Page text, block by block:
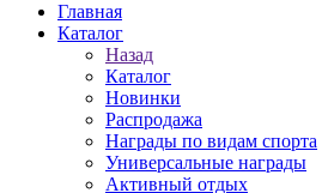
Главная
Каталог
Назад
Каталог
Новинки
Распродажа
Награды по видам спорта
Универсальные награды
Активный отдых